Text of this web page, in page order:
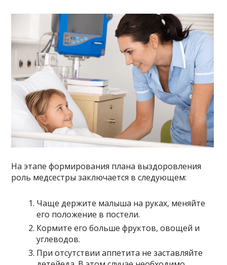
На этапе формирования плана выздоровления
роль медсестры заключается в следующем:
Чаще держите малыша на руках, меняйте
его положение в постели.
Кормите его больше фруктов, овощей и
углеводов.
При отсутствии аппетита не заставляйте